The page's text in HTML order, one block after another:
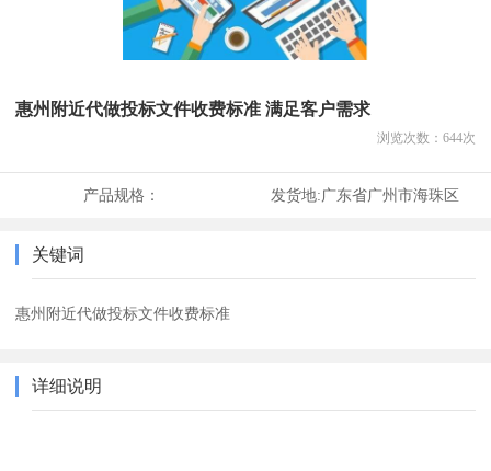
惠州附近代做投标文件收费标准 满足客户需求
浏览次数： 644次
产品规格： 发货地:广东省广州市海珠区
关键词
惠州附近代做投标文件收费标准
详细说明